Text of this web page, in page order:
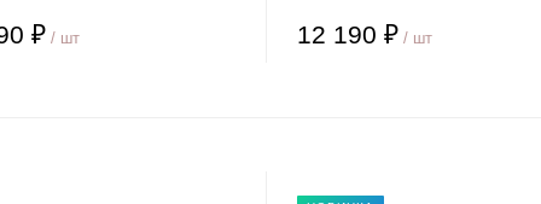
₽ / шт 12 190 ₽/ шт